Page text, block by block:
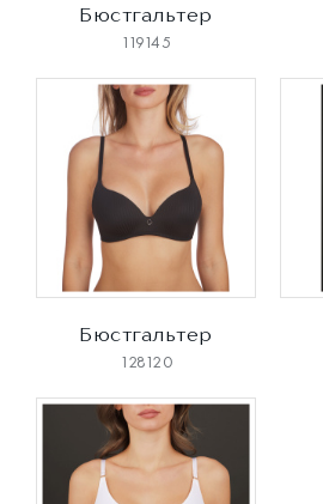
Бюстгальтер
119145
Бюстгальтер
128120